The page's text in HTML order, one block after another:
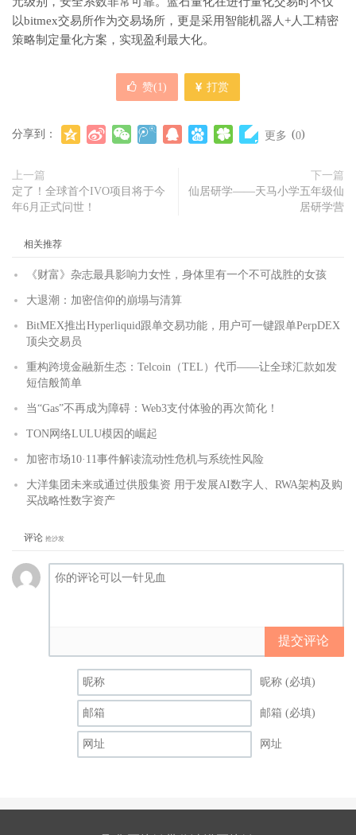
以bitmex交易所作为交易场所，更是采用智能机器人+人工精密
策略制定量化方案，实现盈利最大化。
赞(1) 打赏
分享到： 更多 (0)
上一篇
定了！全球首个IVO项目将于今
年6月正式问世！
下一篇
仙居研学——天马小学五年级仙
居研学营
相关推荐
《财富》杂志最具影响力女性，身体里有一个不可战胜的女孩
大退潮：加密信仰的崩塌与清算
BitMEX推出Hyperliquid跟单交易功能，用户可一键跟单PerpDEX
顶尖交易员
重构跨境金融新生态：Telcoin（TEL）代币——让全球汇款如发
短信般简单
当“Gas”不再成为障碍：Web3支付体验的再次简化！
TON网络LULU模因的崛起
加密市场10·11事件解读流动性危机与系统性风险
大洋集团未来或通过供股集资 用于发展AI数字人、RWA架构及购
买战略性数字资产
评论 抢沙发
提交评论
昵称 (必填)
邮箱 (必填)
网址